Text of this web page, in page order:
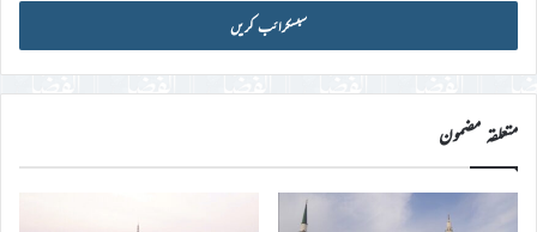
ڈی
درج
کریں
متعلقہ مضمون